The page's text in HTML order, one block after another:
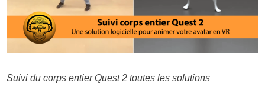
Suivi du corps entier Quest 2 toutes les solutions